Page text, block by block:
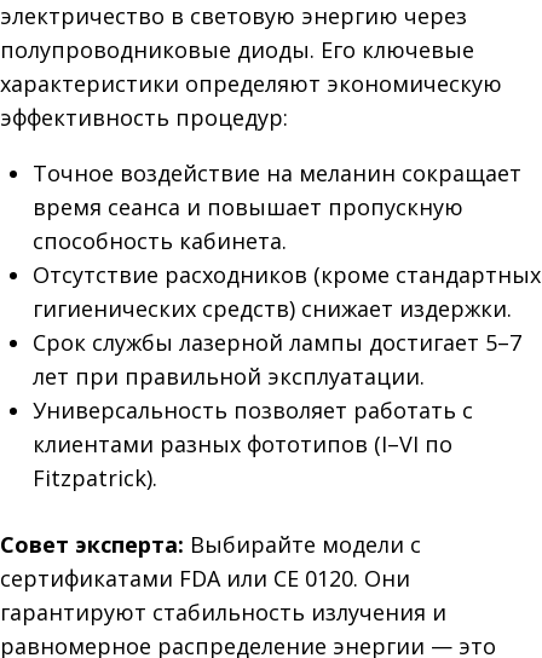
электричество в световую энергию через
полупроводниковые диоды. Его ключевые
характеристики определяют экономическую
эффективность процедур:
Точное воздействие на меланин сокращает
время сеанса и повышает пропускную
способность кабинета.
Отсутствие расходников (кроме стандартных
гигиенических средств) снижает издержки.
Срок службы лазерной лампы достигает 5–7
лет при правильной эксплуатации.
Универсальность позволяет работать с
клиентами разных фототипов (I–VI по
Fitzpatrick).
Совет эксперта: Выбирайте модели с
сертификатами FDA или CE 0120. Они
гарантируют стабильность излучения и
равномерное распределение энергии — это